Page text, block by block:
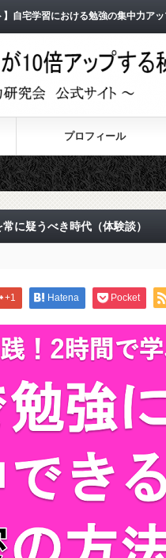
】自宅学習における勉強の集中力ア
プロフィール
に疑うべき時代（体験談）
+1 Hatena Pocket